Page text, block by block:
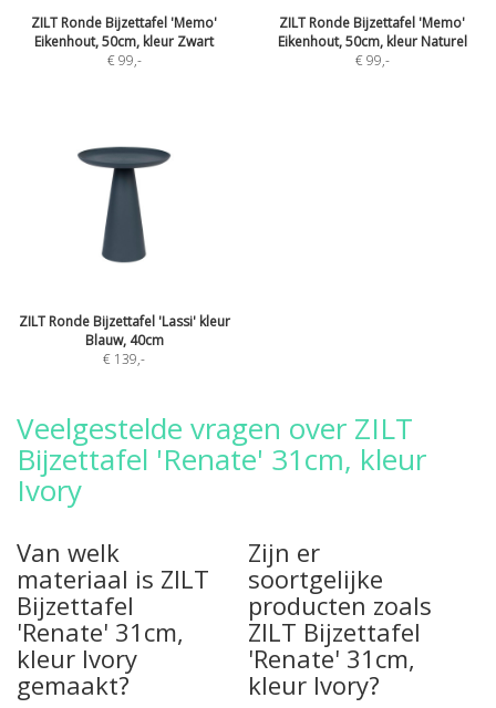
ZILT Ronde Bijzettafel 'Memo'
Eikenhout, 50cm, kleur Zwart
€ 99,-
ZILT Ronde Bijzettafel 'Memo'
Eikenhout, 50cm, kleur Naturel
€ 99,-
ZILT Ronde Bijzettafel 'Lassi' kleur
Blauw, 40cm
€ 139,-
Veelgestelde vragen over ZILT
Bijzettafel 'Renate' 31cm, kleur
Ivory
Van welk
materiaal is ZILT
Bijzettafel
'Renate' 31cm,
kleur Ivory
gemaakt?
Zijn er
soortgelijke
producten zoals
ZILT Bijzettafel
'Renate' 31cm,
kleur Ivory?